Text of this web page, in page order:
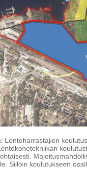
Lentoharrastajien
Silloin koulutukseen